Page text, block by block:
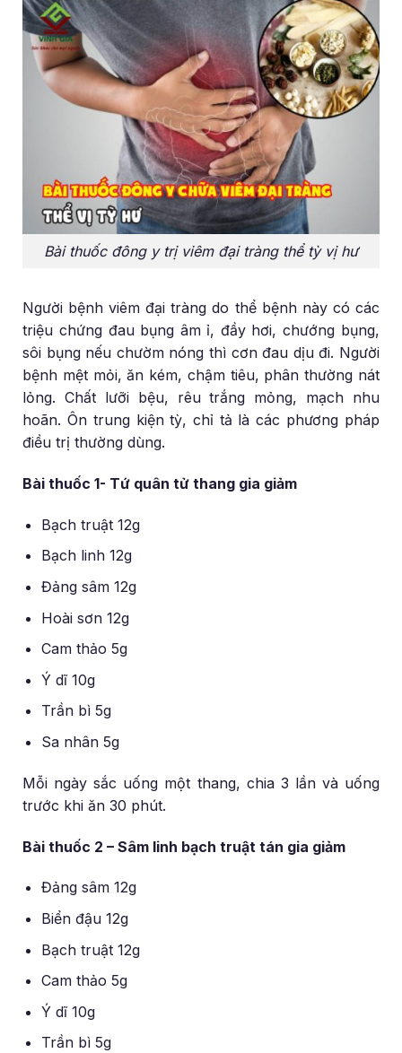
Bài thuốc đông y trị viêm đại tràng thể tỳ vị hư
Người bệnh viêm đại tràng do thể bệnh này có các
triệu chứng đau bụng âm ỉ, đầy hơi, chướng bụng,
sôi bụng nếu chườm nóng thì cơn đau dịu đi. Người
bệnh mệt mỏi, ăn kém, chậm tiêu, phân thường nát
lỏng. Chất lưỡi bệu, rêu trắng mỏng, mạch nhu
hoãn. Ôn trung kiện tỳ, chỉ tả là các phương pháp
điều trị thường dùng.
Bài thuốc 1- Tứ quân tử thang gia giảm
Bạch truật 12g
Bạch linh 12g
Đảng sâm 12g
Hoài sơn 12g
Cam thảo 5g
Ý dĩ 10g
Trần bì 5g
Sa nhân 5g
Mỗi ngày sắc uống một thang, chia 3 lần và uống
trước khi ăn 30 phút.
Bài thuốc 2 – Sâm linh bạch truật tán gia giảm
Đảng sâm 12g
Biển đậu 12g
Bạch truật 12g
Cam thảo 5g
Ý dĩ 10g
Trần bì 5g